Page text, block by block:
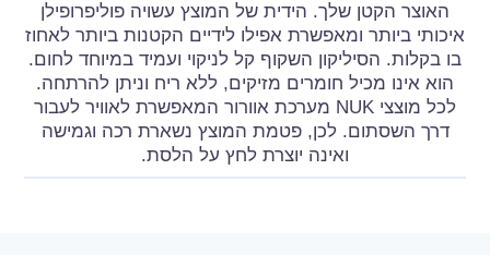
האוצר הקטן שלך. הידית של המוצץ עשויה פוליפרופילן
איכותי ביותר ומאפשרת אפילו לידיים הקטנות ביותר לאחוז
בו בקלות. הסיליקון השקוף קל לניקוי ועמיד במיוחד לחום.
הוא אינו מכיל חומרים מזיקים, ללא ריח וניתן להרתחה.
לכל מוצצי NUK מערכת אוורור המאפשרת לאוויר לעבור
דרך השסתום. לכן, פטמת המוצץ נשארת רכה וגמישה
ואינה יוצרת לחץ על הלסת.